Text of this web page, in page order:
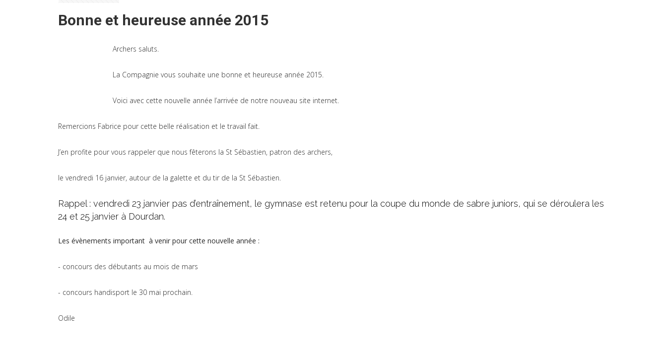
Bonne et heureuse année 2015
Archers saluts.
La Compagnie vous souhaite une bonne et heureuse année 2015.
Voici avec cette nouvelle année l’arrivée de notre nouveau site internet.
Remercions Fabrice pour cette belle réalisation et le travail fait.
J’en profite pour vous rappeler que nous fêterons la St Sébastien, patron des archers,
le vendredi 16 janvier, autour de la galette et du tir de la St Sébastien.
Rappel : vendredi 23 janvier pas d’entraînement, le gymnase est retenu pour la coupe du monde de sabre juniors, qui se déroulera les
24 et 25 janvier à Dourdan.
Les évènements important à venir pour cette nouvelle année :
- concours des débutants au mois de mars
- concours handisport le 30 mai prochain.
Odile